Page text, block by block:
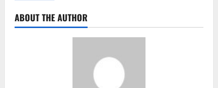
ABOUT THE AUTHOR